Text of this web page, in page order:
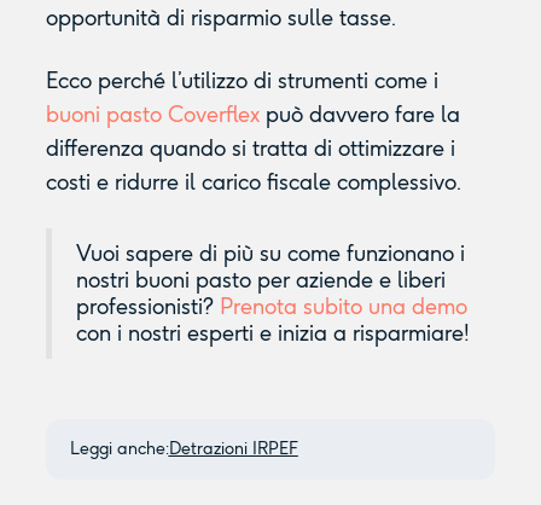
opportunità di risparmio sulle tasse.
Ecco perché l’utilizzo di strumenti come i
buoni pasto Coverflexpuò davvero fare la
differenza quando si tratta di ottimizzare i
costi e ridurre il carico fiscale complessivo.
Vuoi sapere di più su come funzionano i
nostri buoni pasto per aziende e liberi
professionisti? Prenota subito una demo
con i nostri esperti e inizia a risparmiare!
Leggi anche:Detrazioni IRPEF